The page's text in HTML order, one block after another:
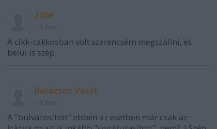
230e
A cikk-cakkosban volt szerencsém megszállni, és
belül is szép.
Barázsos Varát
A "bulvárosított" ebben az esetben már csak az